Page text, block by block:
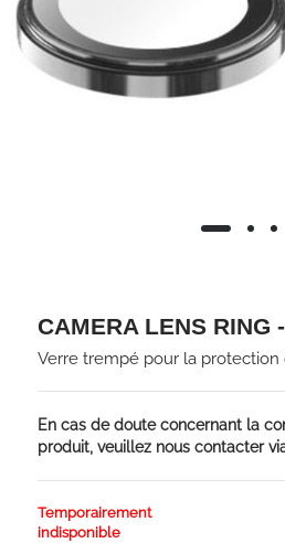
CAMERA LENS RING
Verre trempé pour la protection
En cas de doute concernant la
produit, veuillez nous contacter
Temporairement
indisponible